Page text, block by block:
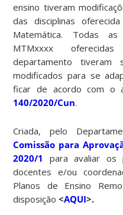
ensino tiveram
das disciplinas
Matemática. Todas
MTMxxxx
departamento tiveram
modificados para se
ficar de acordo com o
140/2020/Cun.
Criada, pelo
Comissão para
2020/1
para avaliar os
docentes e/ou
Planos de Ensino
disposição<AQUI>.